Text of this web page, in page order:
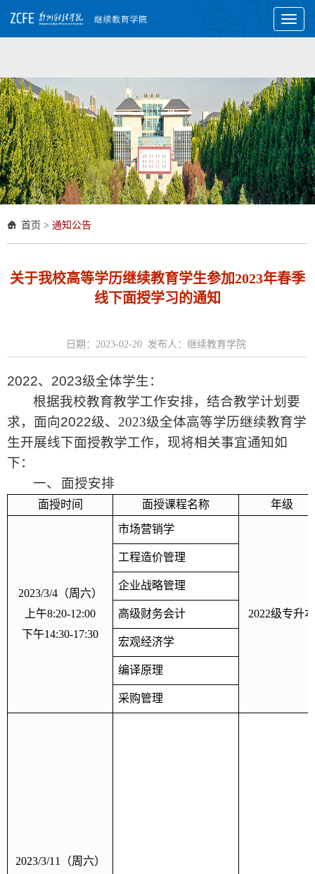
Toggle
首页 > 通知公告
关于我校高等学历继续教育学生参加2023年春季
线下面授学习的通知
日期：2023-02-20 发布人：继续教育学院
2022、 2023级全体学生：
根据我校教育教学工作安排，结合教学计划要
求，面向2022级、 2023级全体高等学历继续教育学
生开展线下面授教学工作，现将相关事宜通知如
下：
一、
面授安排
面授时间 面授课程名称 年级
2023/3/4（周六）
上午8:20-12:00
下午14:30-17:30
市场营销学
2022级专升本
工程造价管理
企业战略管理
高级财务会计
宏观经济学
编译原理
采购管理
2023/3/11
（周六）